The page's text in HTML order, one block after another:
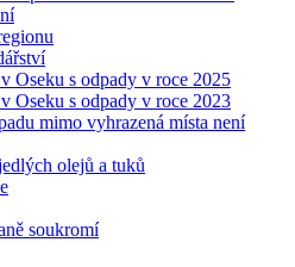
Oseku s odpady v roce 2025
Oseku s odpady v roce 2023
mimo vyhrazená místa není
olejů a tuků
soukromí